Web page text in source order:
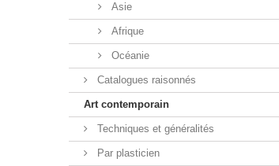
Asie
Afrique
Océanie
Catalogues raisonnés
Art contemporain
Techniques et généralités
Par plasticien